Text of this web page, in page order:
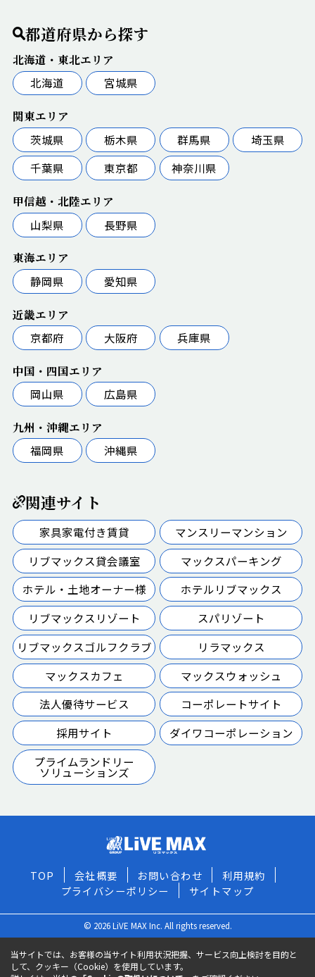
都道府県から探す
北海道・東北エリア
北海道
宮城県
関東エリア
茨城県
栃木県 群馬県
埼玉県
千葉県
東京都 神奈川県
甲信越・北陸エリア
山梨県
長野県
東海エリア
静岡県
愛知県
近畿エリア
京都府
大阪府 兵庫県
中国・四国エリア
岡山県
広島県
九州・沖縄エリア
福岡県
沖縄県
関連サイト
家具家電付き賃貸
マンスリーマンション
リブマックス貸会議室
マックスパーキング
ホテル・土地オーナー様
ホテルリブマックス
リブマックスリゾート
スパリゾート
リブマックスゴルフクラブ
リラマックス
マックスカフェ
マックスウォッシュ
法人優待サービス
コーポレートサイト
採用サイト
ダイワコーポレーション
プライムランドリー
ソリューションズ
TOP 会社概要 お問い合わせ
利用規約
プライバシーポリシー
サイトマップ
© 2026 LiVE MAX Inc. All rights reserved.
当サイトでは、お客様の当サイト利用状況把握、サービス向上検討を目的と
して、クッキー（Cookie）を使用しています。